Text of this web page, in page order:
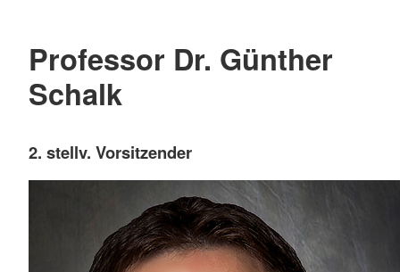
Professor Dr. Günther
Schalk
2. stellv. Vorsitzender